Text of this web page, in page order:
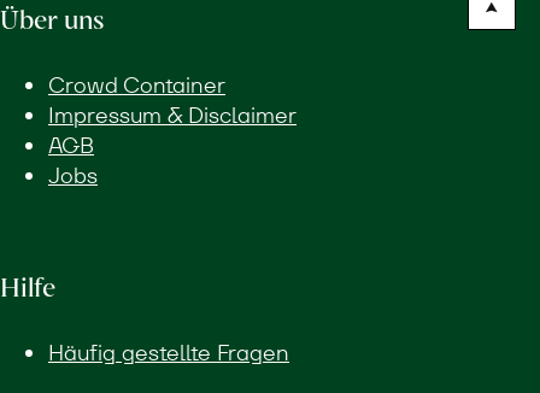
Über uns
Crowd Container
Impressum & Disclaimer
AGB
Jobs
Hilfe
Häufig gestellte Fragen